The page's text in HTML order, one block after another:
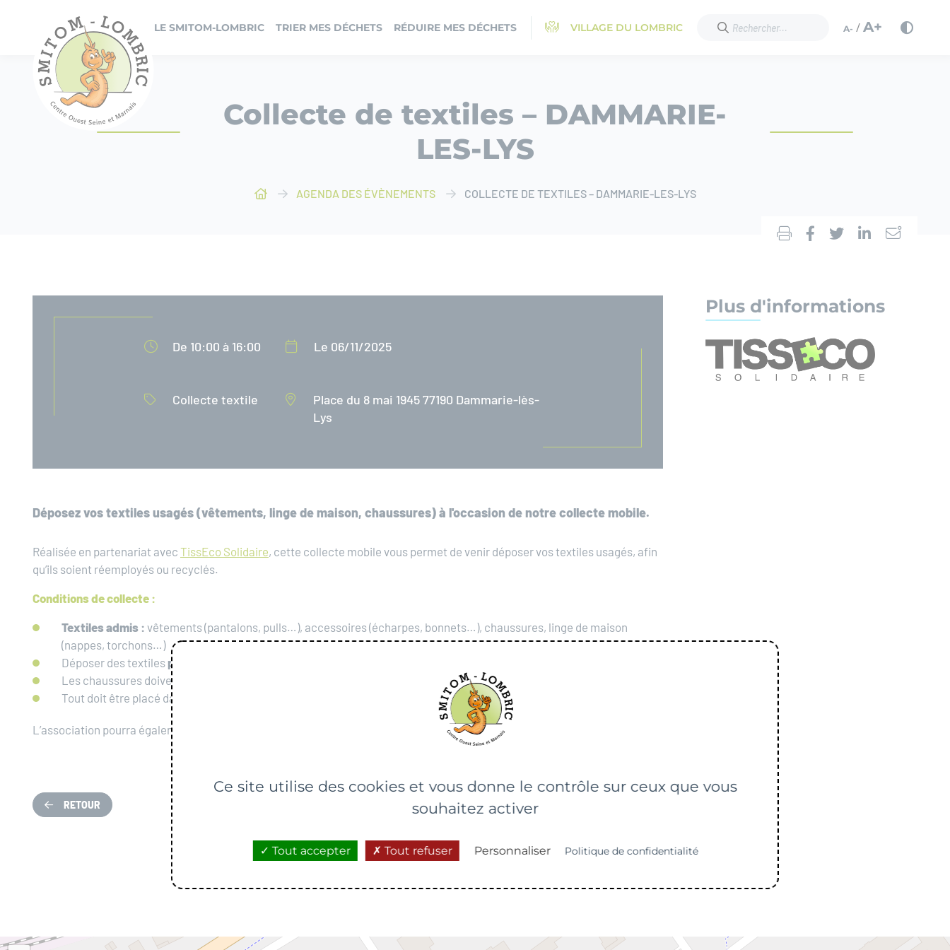
LE SMITOM-LOMBRIC TRIER MES DÉCHETS RÉDUIRE MES DÉCHETS VILLAGE DU LOMBRIC A- /A+
Collecte de textiles – DAMMARIE-
LES-LYS
AGENDA DES ÉVÈNEMENTS COLLECTE DE TEXTILES – DAMMARIE-LES-LYS
De 10:00 à 16:00
Collecte textile
Le 06/11/2025
Place du 8 mai 1945 77190 Dammarie-lès-
Lys
Déposez vos textiles usagés (vêtements, linge de maison, chaussures) à l'occasion de notre collecte mobile.
Réalisée en partenariat avec TissEco Solidaire, cette collecte mobile vous permet de venir déposer vos textiles usagés, afin
qu’ils soient réemployés ou recyclés.
Conditions de collecte :
Textiles admis : vêtements (pantalons, pulls…), accessoires (écharpes, bonnets…), chaussures, linge de maison
(nappes, torchons…)
Déposer des textiles propres et secs
Les chaussures doivent s’attacher
Tout doit être placé dans un
L’association pourra également répondre à toutes vos questions concernant le réemploi et le don des textiles.
RETOUR
Plus d'informations
Ce site utilise des cookies et vous donne le contrôle sur ceux que vous
souhaitez activer
Tout accepter Tout refuser Personnaliser Politique de confidentialité